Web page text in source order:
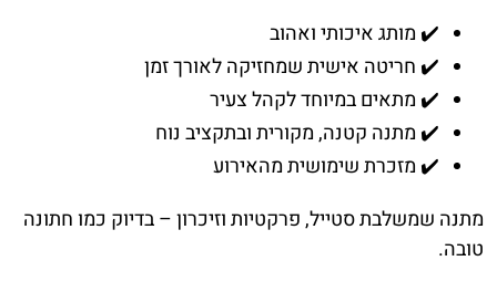
✔️ מותג איכותי ואהוב
✔️ חריטה אישית שמחזיקה לאורך זמן
✔️ מתאים במיוחד לקהל צעיר
✔️ מתנה קטנה, מקורית ובתקציב נוח
✔️ מזכרת שימושית מהאירוע
מתנה שמשלבת סטייל, פרקטיות וזיכרון – בדיוק כמו חתונה
טובה.